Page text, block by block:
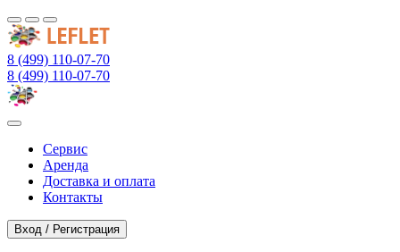
8 (499) 110-07-70
8 (499) 110-07-70
Сервис
Аренда
Доставка и оплата
Контакты
Вход / Регистрация